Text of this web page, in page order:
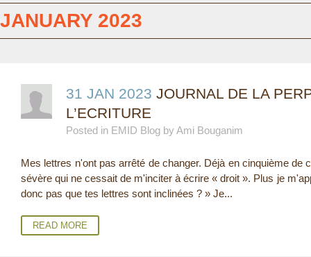
U
A
JANUARY 2023
31 JAN 2023 JOURNAL DE LA
L’ECRITURE
Posted in EMID Blog by Ami Bouganim
Mes lettres n'ont pas arrêté de changer. Déjà en cinquième de
sévère qui ne cessait de m'inciter à écrire « droit ». Plus je
donc pas que tes lettres sont inclinées ? » Je...
READ MORE